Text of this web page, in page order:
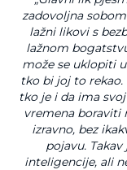
zadovoljna
lažni likovi s
lažnom
može se uklopiti
tko bi joj to rekao.
tko je i da ima
vremena boraviti
izravno, bez
pojavu.
inteligencije, ali